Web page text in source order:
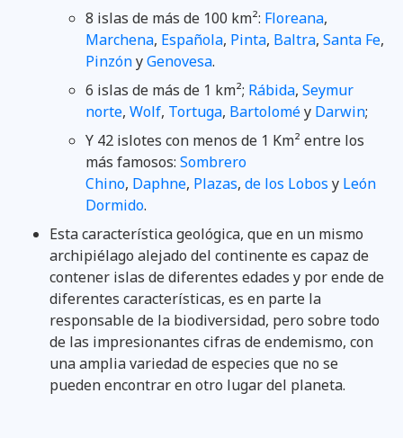
8 islas de más de 100 km²: Floreana,
Marchena, Española, Pinta, Baltra, Santa Fe,
PinzónyGenovesa.
6 islas de más de 1 km²; Rábida, Seymur
norte, Wolf, Tortuga, Bartoloméy Darwin;
Y 42 islotes con menos de 1 Km² entre los
más famosos: Sombrero
Chino, Daphne, Plazas, de los Lobos y León
Dormido.
Esta característica geológica, que en un mismo
archipiélago alejado del continente es capaz de
contener islas de diferentes edades y por ende de
diferentes características, es en parte la
responsable de la biodiversidad, pero sobre todo
de las impresionantes cifras de endemismo, con
una amplia variedad de especies que no se
pueden encontrar en otro lugar del planeta.